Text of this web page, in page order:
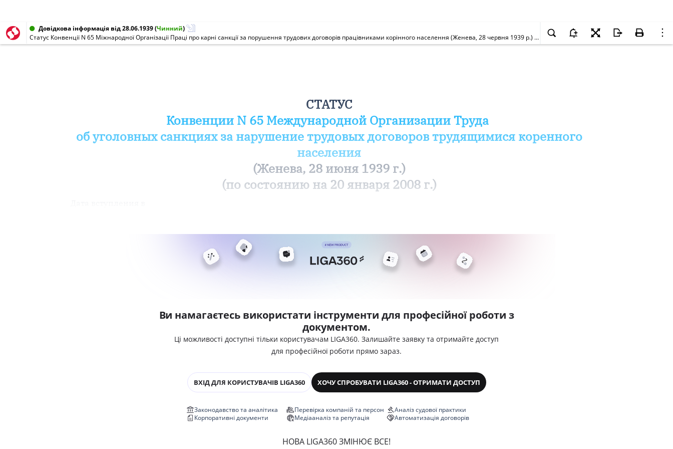
Довідкова інформація від 28.06.1939(Чинний)
Статус Конвенції N 65 Міжнародної Організації Праці про карні санкції за порушення трудових договорів працівниками корінного населення (Женева, 28 червня 1939 р.) (станом на 20 січня 2008 р.)
СТАТУС
Конвенции N 65 Международной Организации Труда
об уголовных санкциях за нарушение трудовых договоров трудящимися коренного
населения
(Женева, 28 июня 1939 г.)
(по состоянию на 20 января 2008 г.)
Ви намагаєтесь використати інструменти для професійної роботи з
документом.
Ці можливості доступні тільки користувачам LIGA360. Залишайте заявку та отримайте доступ
для професійної роботи прямо зараз.
ВХІД ДЛЯ КОРИСТУВАЧІВ LIGA360 ХОЧУ СПРОБУВАТИ LIGA360 - ОТРИМАТИ ДОСТУП
Законодавство та аналітика
Корпоративні документи
Перевірка компаній та персон
Медіааналіз та репутація
Аналіз судової практики
Автоматизація договорів
НОВА LIGA360 ЗМІНЮЄ ВСЕ!